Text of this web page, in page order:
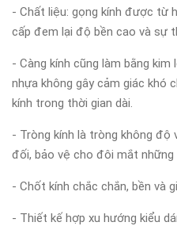
- Chất liệu: gọng kính được từ
cấp đem lại độ bền cao và sự
- Càng kính cũng làm bằng
nhựa không gây cảm giác khó
kính trong thời gian dài.
- Tròng kính là tròng không
đối, bảo vệ cho đôi mắt những
- Chốt kính chắc chắn, bền và
- Thiết kế hợp xu hướng kiểu